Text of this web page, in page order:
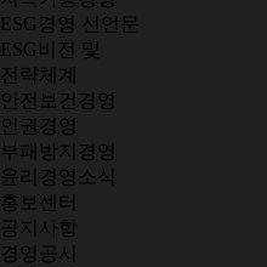
ESG경영 선언문
ESG비전 및
전략체계
안전보건경영
인권경영
부패방지경영
윤리경영소식
홍보센터
공지사항
경영공시